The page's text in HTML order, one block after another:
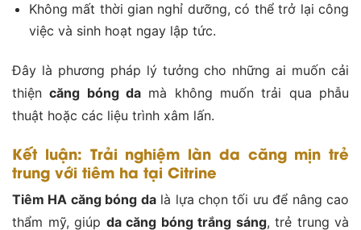
Không mất thời gian nghỉ dưỡng, có thể trở lại công
việc và sinh hoạt ngay lập tức.
Đây là phương pháp lý tưởng cho những ai muốn cải
thiệncăng bóng da mà không muốn trải qua phẫu
thuật hoặc các liệu trình xâm lấn.
Kết luận: Trải nghiệm làn da căng mịn trẻ
trung với tiêm ha tại Citrine
Tiêm HA căng bóng dalà lựa chọn tối ưu để nâng cao
thẩm mỹ, giúp da căng bóng trắng sáng, trẻ trung và